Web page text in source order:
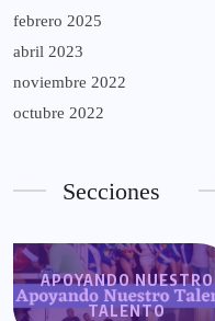
febrero 2025
abril 2023
noviembre 2022
octubre 2022
Secciones
APOYANDO NUESTRO
TALENTO